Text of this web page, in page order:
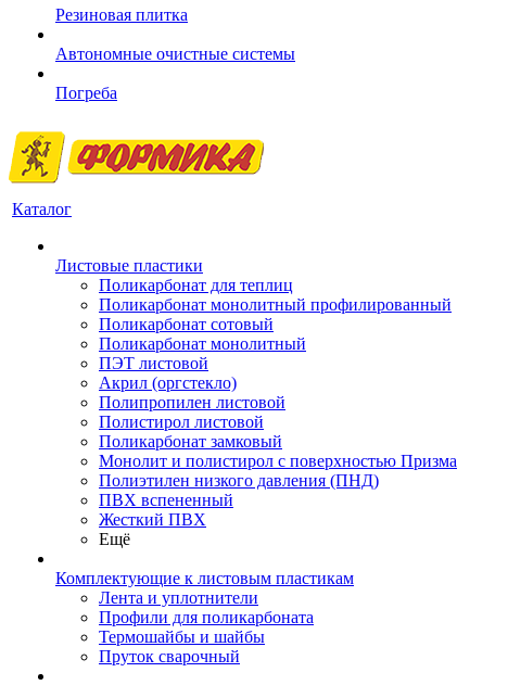
Резиновая плитка
Автономные очистные системы
Погреба
Каталог
Листовые пластики
Поликарбонат для теплиц
Поликарбонат монолитный профилированный
Поликарбонат сотовый
Поликарбонат монолитный
ПЭТ листовой
Акрил (оргстекло)
Полипропилен листовой
Полистирол листовой
Поликарбонат замковый
Монолит и полистирол с поверхностью Призма
Полиэтилен низкого давления (ПНД)
ПВХ вспененный
Жесткий ПВХ
Ещё
Комплектующие к листовым пластикам
Лента и уплотнители
Профили для поликарбоната
Термошайбы и шайбы
Пруток сварочный